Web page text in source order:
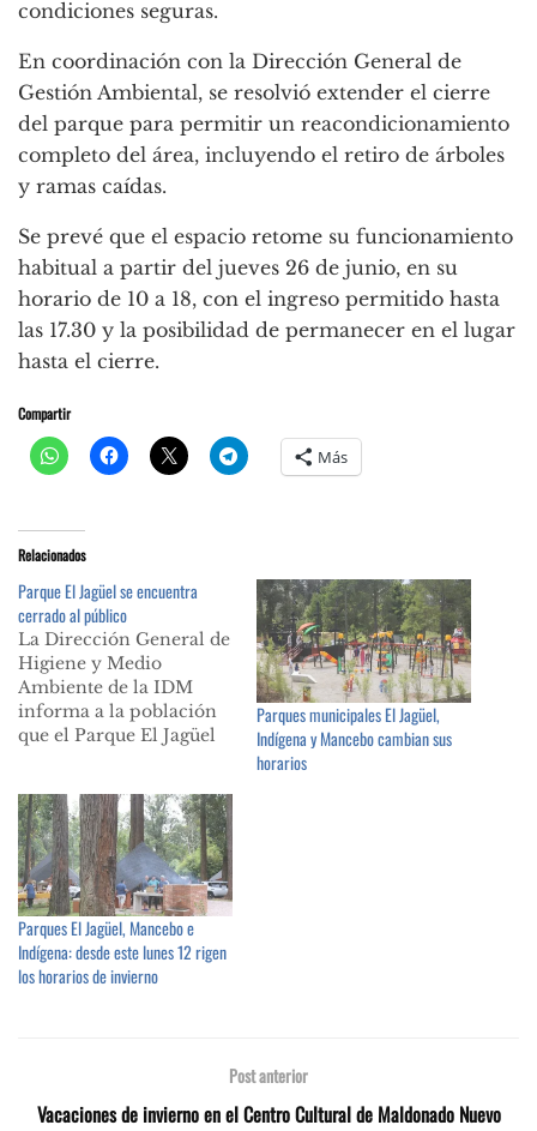
condiciones seguras.
En coordinación con la Dirección General de
Gestión Ambiental, se resolvió extender el cierre
del parque para permitir un reacondicionamiento
completo del área, incluyendo el retiro de árboles
y ramas caídas.
Se prevé que el espacio retome su funcionamiento
habitual a partir del jueves 26 de junio, en su
horario de 10 a 18, con el ingreso permitido hasta
las 17.30 y la posibilidad de permanecer en el lugar
hasta el cierre.
Compartir
Más
Relacionados
Parque El Jagüel se encuentra
cerrado al público
La Dirección General de
Higiene y Medio
Ambiente de la IDM
informa a la población
que el Parque El Jagüel
aproximadamente,
mientras se ejecutan
diversas obras para
recuperar este
emblemático espacio
público. A través de
diferentes trabajos la
Administración avanza
Parques municipales El Jagüel,
Indígena y Mancebo cambian sus
horarios
Parques El Jagüel, Mancebo e
Indígena: desde este lunes 12 rigen
los horarios de invierno
Post anterior
Vacaciones de invierno en el Centro Cultural de Maldonado Nuevo